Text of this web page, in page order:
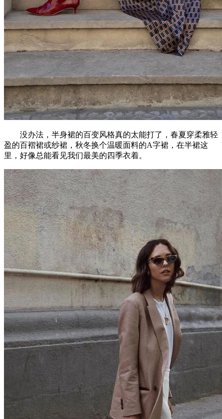
没办法，半身裙的百变风格真的太能打了，春夏穿柔雅轻
盈的百褶裙或纱裙，秋冬换个温暖面料的A字裙，在半裙这
里，好像总能看见我们最美的四季衣着。